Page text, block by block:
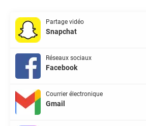
Partage vidéo
Snapchat
Réseaux sociaux
Facebook
Courrier électronique
Gmail